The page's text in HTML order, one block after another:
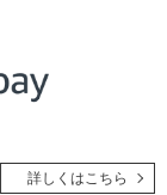
詳しくはこちら